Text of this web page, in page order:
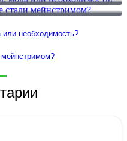
или необходимость?